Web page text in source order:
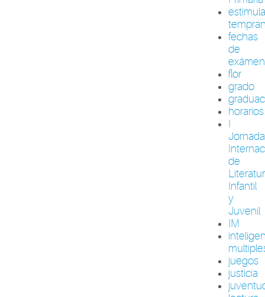
fechas
de
flor
grado
horarios
I
de
Infantil
y
Juvenil
IM
juegos
justicia